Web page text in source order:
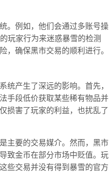
。例如，他们会通过多账号操
玩家行为来迷惑暴雪的检测
确保黑市交易的顺利进行。
产生了深远的影响。首先，
手段低价获取某些稀有物品并
损害了玩家的利益，也扰乱了
主要的交易媒介。然而，黑市
致金币在部分市场中贬值。玩
些交易并没有得到暴雪的官方